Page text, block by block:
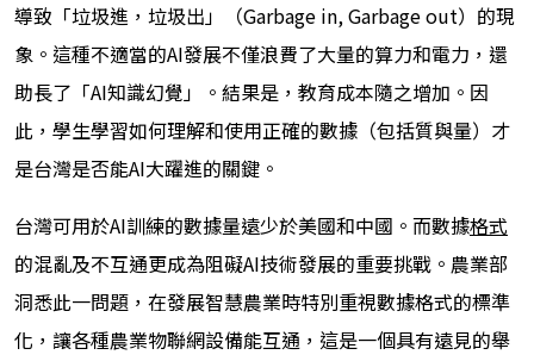
導致「垃圾進，垃圾出」（Garbage in, Garbage out）的現
象。這種不適當的AI發展不僅浪費了大量的算力和電力，還
助長了「AI知識幻覺」。結果是，教育成本隨之增加。因
此，學生學習如何理解和使用正確的數據（包括質與量）才
是台灣是否能AI大躍進的關鍵。
台灣可用於AI訓練的數據量遠少於美國和中國。而數據格式
的混亂及不互通更成為阻礙AI技術發展的重要挑戰。農業部
洞悉此一問題，在發展智慧農業時特別重視數據格式的標準
化，讓各種農業物聯網設備能互通，這是一個具有遠見的舉